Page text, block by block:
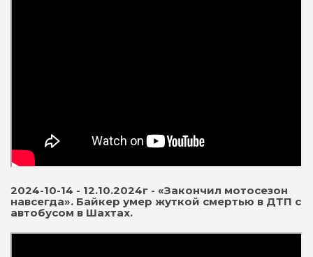
2024-10-14 - 12.10.2024г - «Закончил мотосезон
навсегда». Байкер умер жуткой смертью в ДТП с
автобусом в Шахтах.